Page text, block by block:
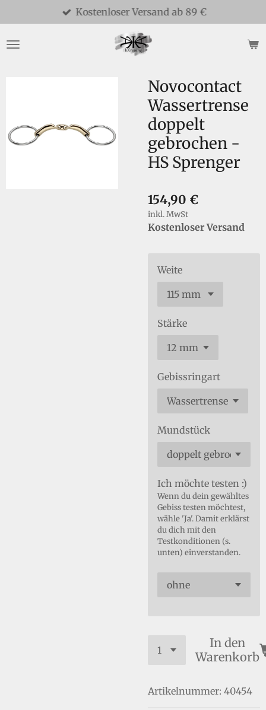
Hauptinhalt
springen
Kostenloser Versand ab 89 €
Novocontact
Wassertrense
doppelt
gebrochen -
HS Sprenger
154,90 €
inkl. MwSt
Kostenloser Versand
Weite
Stärke
Gebissringart
Mundstück
Ich möchte testen :)
Wenn du dein gewähltes
Gebiss testen möchtest,
wähle 'Ja'. Damit erklärst
du dich mit den
Testkonditionen (s.
unten) einverstanden.
In den
Warenkorb
Artikelnummer: 40454